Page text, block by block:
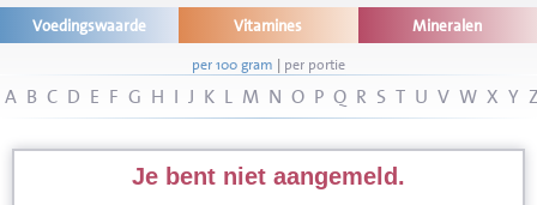
Disclaimer
Voedingswaarde Vitamines Mineralen
per 100 gram | per portie
A B C D E F G H I J K L M N O P Q R S T U V W X Y
Je bent niet aangemeld.